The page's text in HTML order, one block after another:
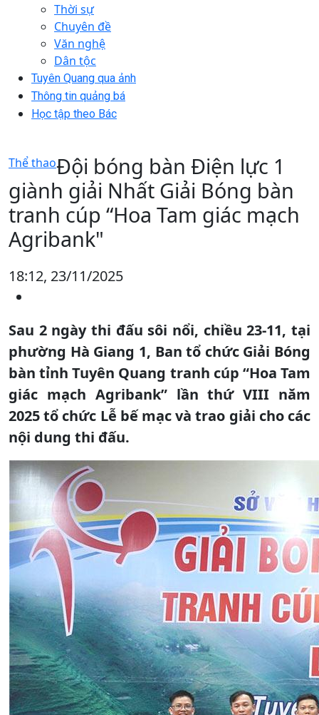
Thời sự
Chuyên đề
Văn nghệ
Dân tộc
Tuyên Quang qua ảnh
Thông tin quảng bá
Học tập theo Bác
Thể thaoĐội bóng bàn Điện lực 1
giành giải Nhất Giải Bóng bàn
tranh cúp “Hoa Tam giác mạch
Agribank"
18:12, 23/11/2025
Sau 2 ngày thi đấu sôi nổi, chiều 23-11, tại
phường Hà Giang 1, Ban tổ chức Giải Bóng
bàn tỉnh Tuyên Quang tranh cúp “Hoa Tam
giác mạch Agribank” lần thứ VIII năm
2025 tổ chức Lễ bế mạc và trao giải cho các
nội dung thi đấu.